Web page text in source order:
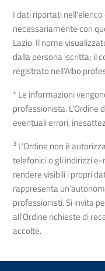
I dati riportati
necessariamente con
Lazio. Il nome
dalla persona iscritta; il
registrato nell’Albo
* Le informazioni
professionista. L'Ordine
eventuali errori,
3 L’Ordine non è
telefonici o gli indirizzi
rendere visibili i propri
rappresenta
professionisti. Si invita
all’Ordine richieste di
accolte.